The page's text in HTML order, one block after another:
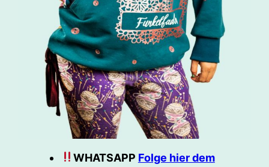
WHATSAPP Folge hier dem